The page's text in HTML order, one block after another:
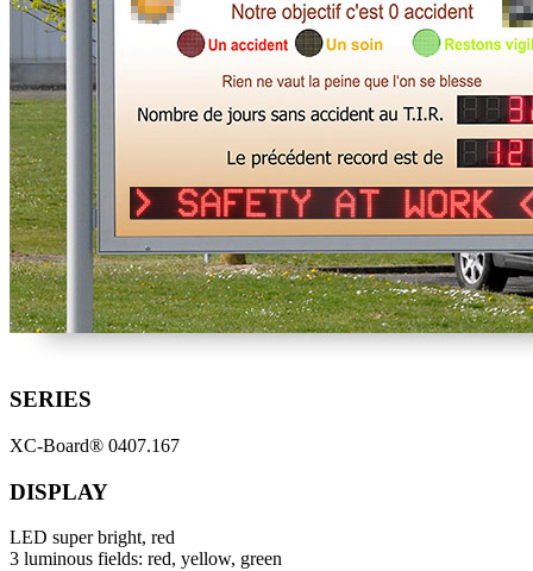
SERIES
XC-Board® 0407.167
DISPLAY
LED super bright, red
3 luminous fields: red, yellow, green